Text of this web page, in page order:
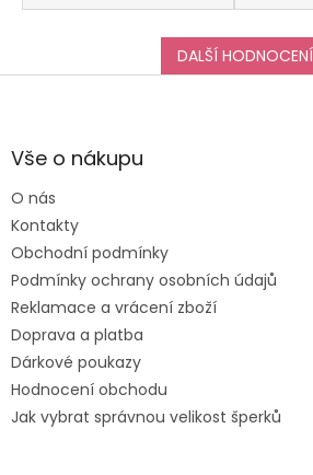
DALŠÍ HODNOCENÍ
Z
aVše o nákupu
O nás
Kontakty
Obchodní podmínky
Podmínky ochrany osobních údajů
Reklamace a vrácení zboží
Doprava a platba
Dárkové poukazy
Hodnocení obchodu
Jak vybrat správnou velikost šperků